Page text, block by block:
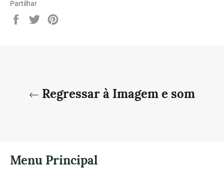
Partilhar
Partilhe Twittar
Regressar à Imagem e som
Menu Principal